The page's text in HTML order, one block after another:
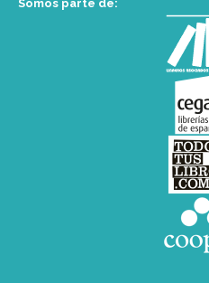
Somos parte de: